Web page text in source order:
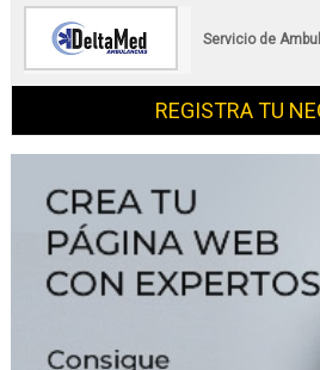
Servicio de
REGISTRA TU